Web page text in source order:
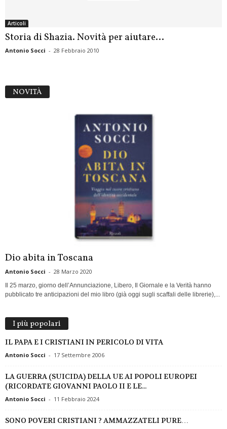
Articoli
Storia di Shazia. Novità per aiutare…
Antonio Socci - 28 Febbraio 2010
NOVITÀ
Dio abita in Toscana
Antonio Socci - 28 Marzo 2020
Il 25 marzo, giorno dell’Annunciazione, Libero, Il Giornale e la Verità hanno
pubblicato tre anticipazioni del mio libro (già oggi sugli scaffali delle librerie),...
I più popolari
IL PAPA E I CRISTIANI IN PERICOLO DI VITA
Antonio Socci - 17 Settembre 2006
LA GUERRA (SUICIDA) DELLA UE AI POPOLI EUROPEI
(RICORDATE GIOVANNI PAOLO II E LE...
Antonio Socci - 11 Febbraio 2024
SONO POVERI CRISTIANI ? AMMAZZATELI PURE…